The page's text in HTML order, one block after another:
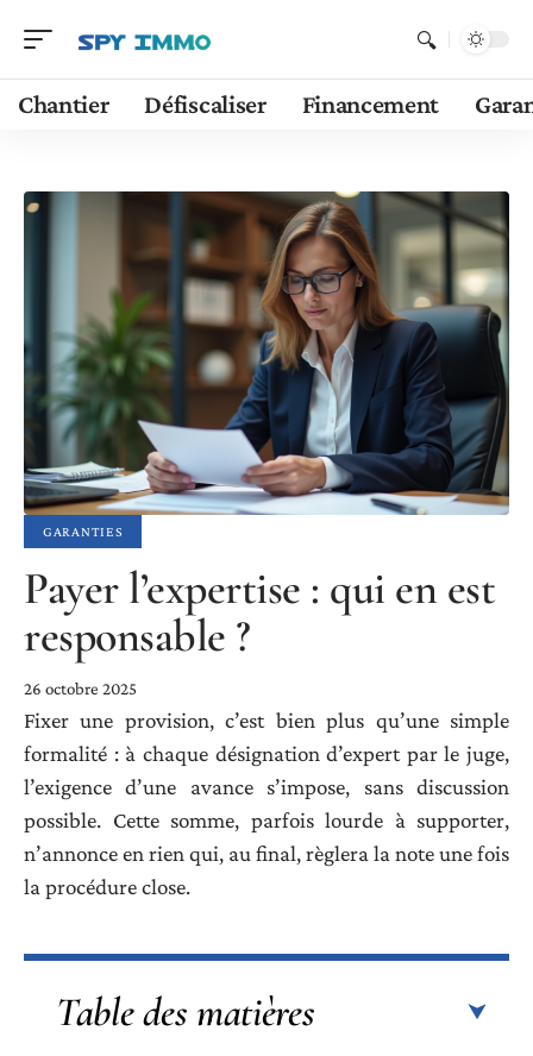
Chantier Défiscaliser Financement
GARANTIES
Payer l’expertise : qui en est
responsable ?
26 octobre 2025
Fixer une provision, c’est bien plus qu’une simple
formalité : à chaque désignation d’expert par le juge,
l’exigence d’une avance s’impose, sans discussion
possible. Cette somme, parfois lourde à supporter,
n’annonce en rien qui, au final, règlera la note une fois
la procédure close.
Table des matières